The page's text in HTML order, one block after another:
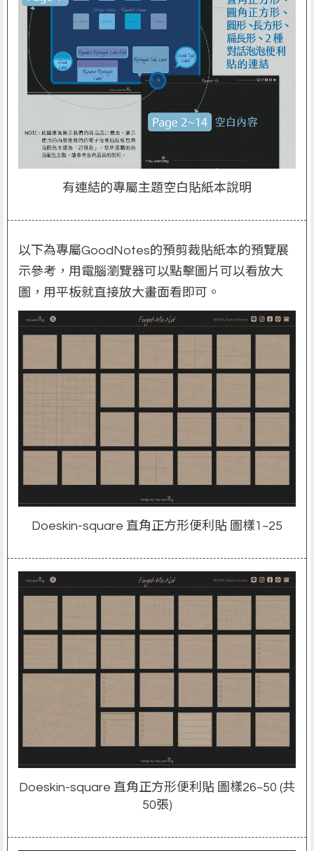
有連結的專屬主題空白貼紙本說明
以下為專屬GoodNotes的預剪裁貼紙本的預覽展
示參考，用電腦瀏覽器可以點擊圖片可以看放大
圖，用平板就直接放大畫面看即可。
Doeskin-square 直角正方形便利貼 圖樣1~25
Doeskin-square 直角正方形便利貼 圖樣26~50 (共
50張)